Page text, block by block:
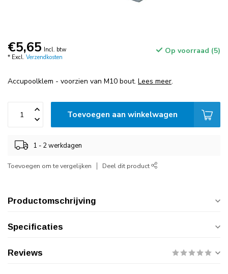
€5,65 Incl. btw
* Excl. Verzendkosten
Op voorraad (5)
Accupoolklem - voorzien van M10 bout. Lees meer.
Toevoegen aan winkelwagen
1 - 2 werkdagen
Toevoegen om te vergelijken Deel dit product
Productomschrijving
Specificaties
Reviews